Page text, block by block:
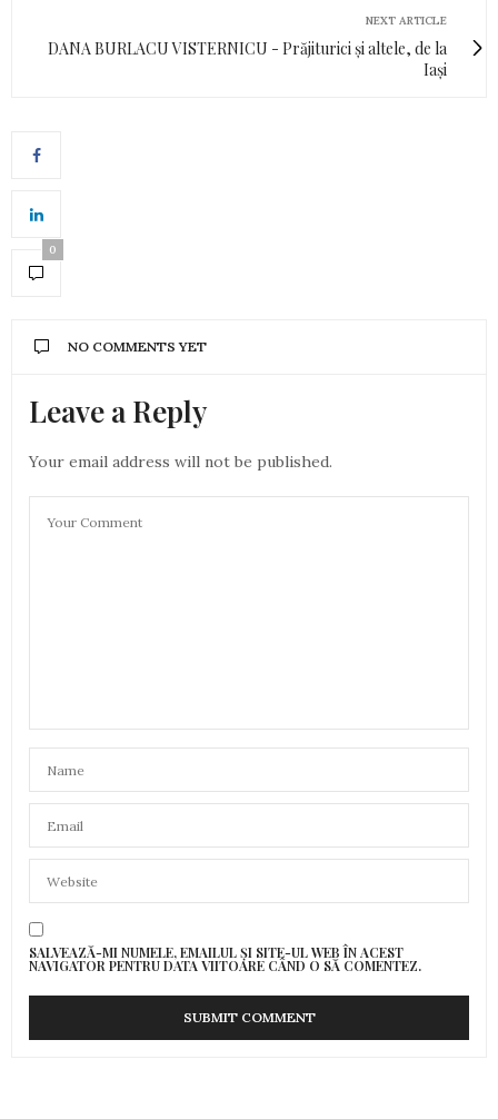
NEXT ARTICLE
DANA BURLACU VISTERNICU - Prăjiturici și altele, de la
Iași
0
NO COMMENTS YET
Leave a Reply
Your email address will not be published.
SALVEAZĂ-MI NUMELE, EMAILUL ȘI SITE-UL WEB ÎN ACEST
NAVIGATOR PENTRU DATA VIITOARE CÂND O SĂ COMENTEZ.